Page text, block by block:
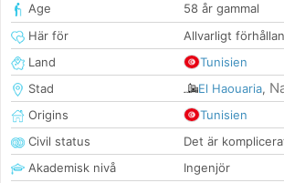
Age
58 år gammal
Här för
Allvarligt
Land
Tunisien
Stad
El Haouaria,
Origins
Tunisien
Civil status
Det är
Akademisk nivå
Ingenjör